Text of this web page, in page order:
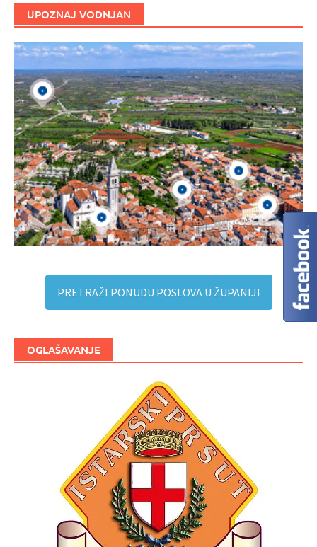
UPOZNAJ VODNJAN
PRETRAŽI PONUDU POSLOVA U ŽUPANIJI
OGLAŠAVANJE